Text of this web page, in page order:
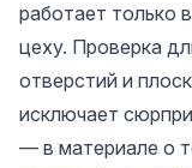
работает только
цеху. Проверка
отверстий и
исключает
— в материале о